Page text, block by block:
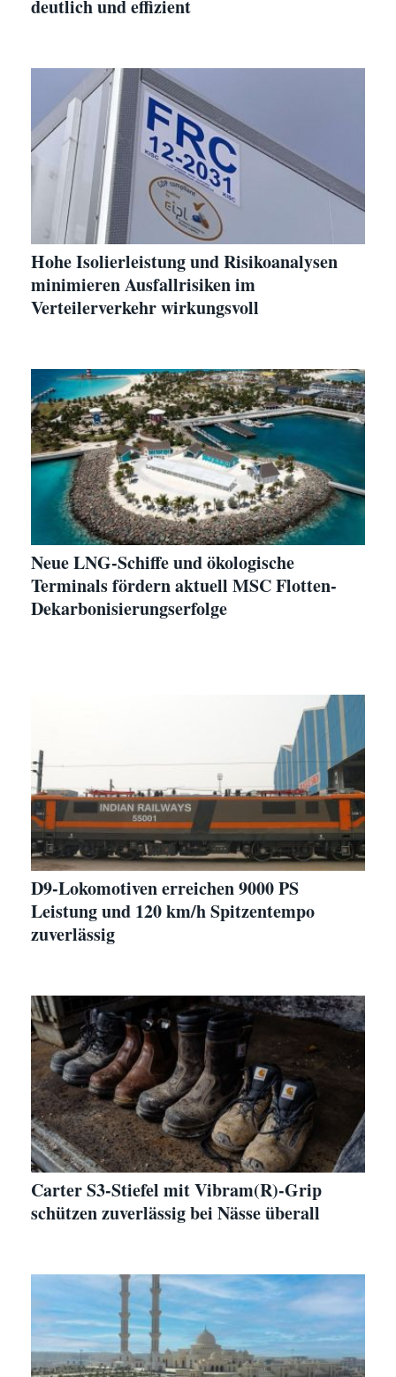
deutlich und effizient
Hohe Isolierleistung und Risikoanalysen
minimieren Ausfallrisiken im
Verteilerverkehr wirkungsvoll
Neue LNG-Schiffe und ökologische
Terminals fördern aktuell MSC Flotten-
Dekarbonisierungserfolge
D9-Lokomotiven erreichen 9000 PS
Leistung und 120 km/h Spitzentempo
zuverlässig
Carter S3-Stiefel mit Vibram(R)-Grip
schützen zuverlässig bei Nässe überall